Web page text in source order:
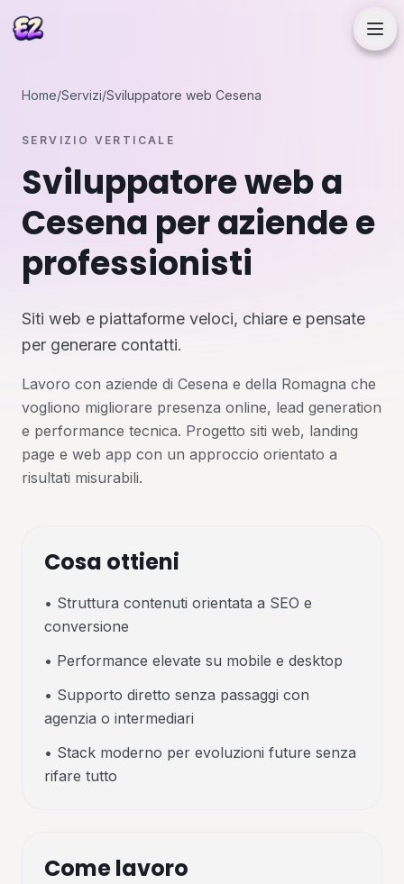
Progetti
Servizi
Articoli
Chi sono
Contattami
Home/Servizi/Sviluppatore web Cesena
SERVIZIO VERTICALE
Sviluppatore web a
Cesena per aziende e
professionisti
Siti web e piattaforme veloci, chiare e pensate
per generare contatti.
Lavoro con aziende di Cesena e della Romagna che
vogliono migliorare presenza online, lead generation
e performance tecnica. Progetto siti web, landing
page e web app con un approccio orientato a
risultati misurabili.
Cosa ottieni
• Struttura contenuti orientata a SEO e
conversione
• Performance elevate su mobile e desktop
• Supporto diretto senza passaggi con
agenzia o intermediari
• Stack moderno per evoluzioni future senza
rifare tutto
Come lavoro